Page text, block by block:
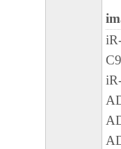
THIS
AND
VARY